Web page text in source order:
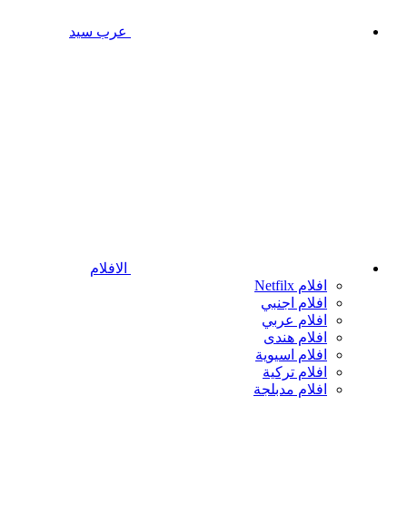
عرب سيد
الافلام
افلام Netfilx
افلام اجنبي
افلام عربي
افلام هندى
افلام اسيوية
افلام تركية
افلام مدبلجة